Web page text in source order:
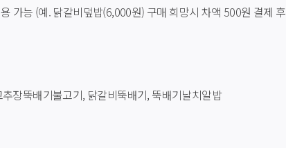
가능 (예. 닭갈비덮밥(6,000원) 구매 희망시 차액 500원 결제 후
장뚝배기불고기, 닭갈비뚝배기, 뚝배기날치알밥